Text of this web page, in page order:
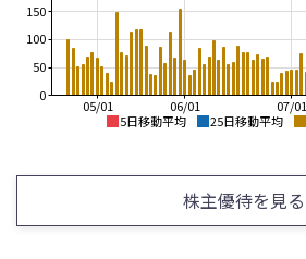
5日移動平均 25日移動平均
07/01
06/01
05/01
0
50
100
150
株主優待を見る